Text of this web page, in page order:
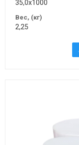
35,0х1000
Вес, (кг)
2,25